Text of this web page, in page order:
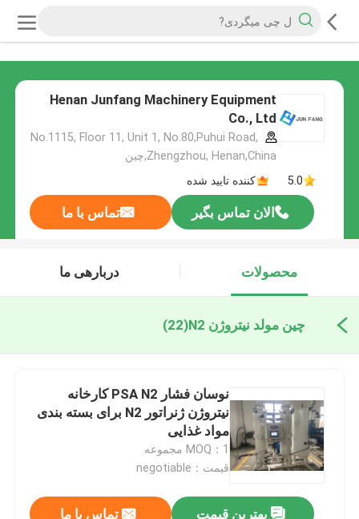
Henan Junfang Machinery Equipment
Co., Ltd
No.1115, Floor 11, Unit 1, No.80,Puhui Road,
Zhengzhou, Henan,China,چین
5.0
کننده تایید شده
الان تماس بگیر تماس با ما
محصولات دربارهی ما
چین مولد نیتروژن N2 (22)
نوسان فشار PSA N2 کارخانه
نیتروژن ژنراتور N2 برای بسته بندی
مواد غذایی
MOQ：1 مجموعه
قیمت：negotiable
بهترین قیمت تماس با ما